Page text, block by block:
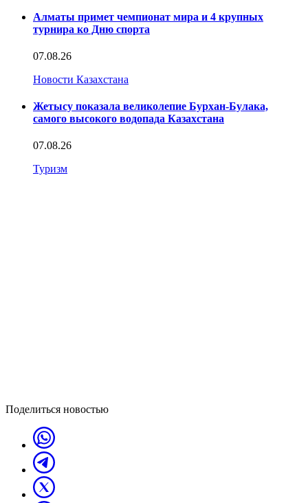
Алматы примет чемпионат мира и 4 крупных
турнира ко Дню спорта
07.08.26
Новости Казахстана
Жетысу показала великолепие Бурхан-Булака,
самого высокого водопада Казахстана
07.08.26
Туризм
Поделиться новостью